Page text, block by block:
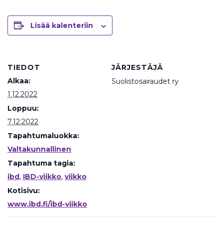
Lisää kalenteriin
TIEDOT
Alkaa:
1.12.2022
Loppuu:
7.12.2022
Tapahtumaluokka:
Valtakunnallinen
Tapahtuma tagia:
ibd , IBD-viikko, viikko
Kotisivu:
www.ibd.fi/ibd-viikko
JÄRJESTÄJÄ
Suolistosairaudet ry